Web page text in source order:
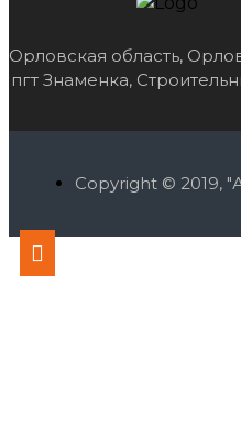
Орловская область,
пгт Знаменка,
Copyright © 2019,